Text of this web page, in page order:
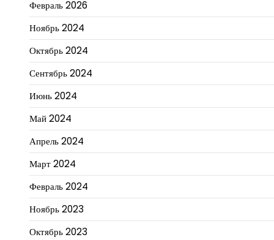
Февраль 2026
Ноябрь 2024
Октябрь 2024
Сентябрь 2024
Июнь 2024
Май 2024
Апрель 2024
Март 2024
Февраль 2024
Ноябрь 2023
Октябрь 2023